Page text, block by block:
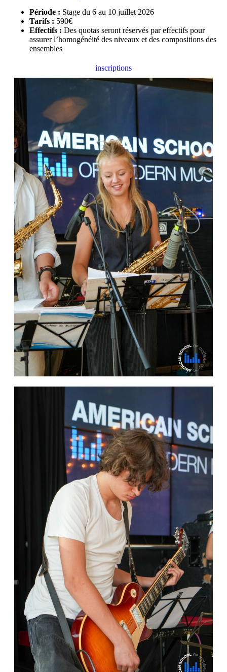
Période : Stage du 6 au 10 juillet 2026
Tarifs : 590€
Effectifs : Des quotas seront réservés par effectifs pour
assurer l’homogénéité des niveaux et des compositions des
ensembles
inscriptions